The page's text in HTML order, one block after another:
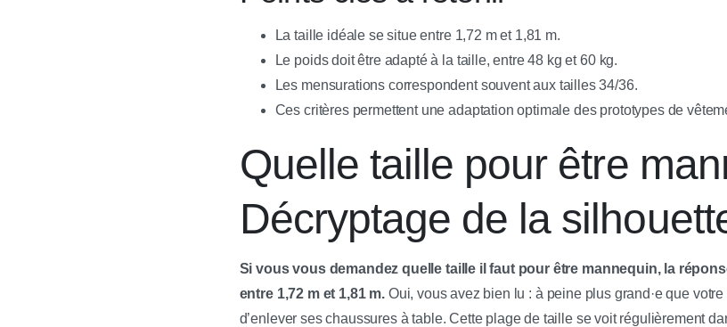
La taille idéale se situe entre 1,72 m et 1,81 m.
Le poids doit être adapté à la taille, entre 48 kg et 60 kg.
Les mensurations correspondent souvent aux tailles 34/36.
Ces critères permettent une adaptation optimale des prototypes de
Quelle taille pour être
Décryptage de la
Si vous vous demandez quelle taille il faut pour être mannequin, la
entre 1,72 m et 1,81 m.Oui, vous avez bien lu : à peine plus grand·e que
d’enlever ses chaussures à table. Cette plage de taille se voit régulièrement